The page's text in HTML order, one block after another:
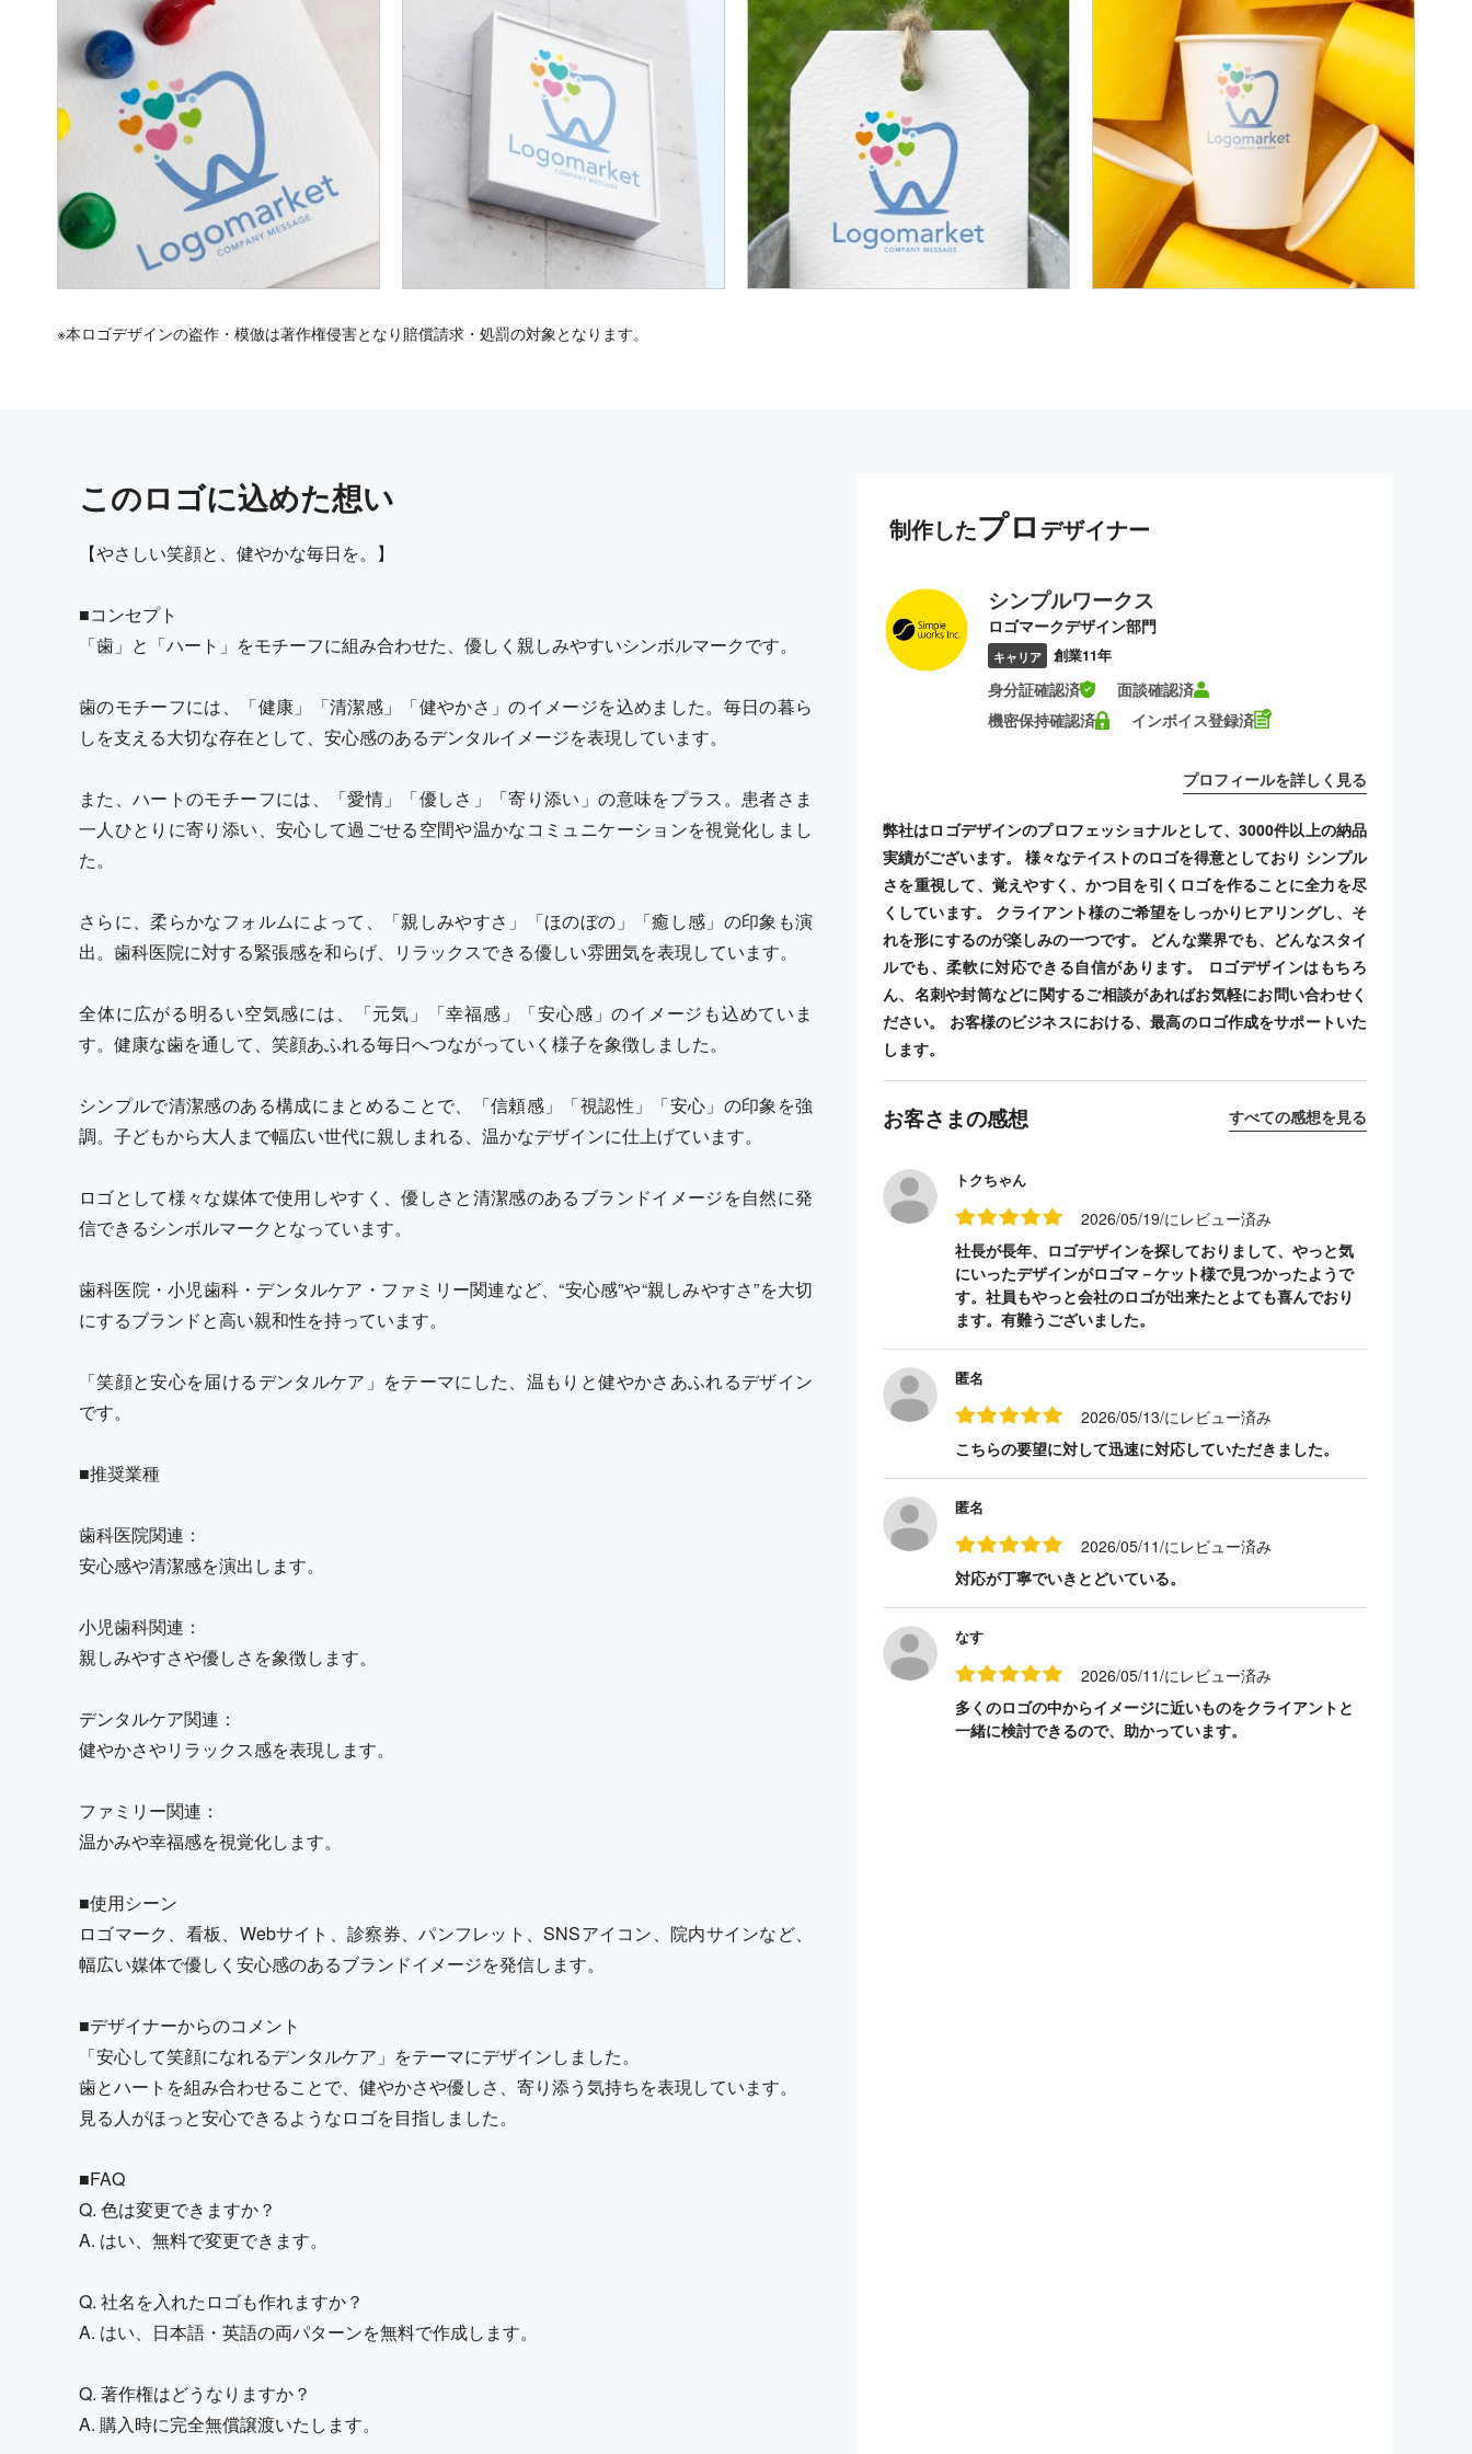
※本ロゴデザインの盗作・模倣は著作権侵害となり賠償請求・処罰の対象となります。
このロゴに込めた想い
【やさしい笑顔と、健やかな毎日を。】
■コンセプト
「歯」と「ハート」をモチーフに組み合わせた、優しく親しみやすいシンボルマークです。
歯のモチーフには、「健康」「清潔感」「健やかさ」のイメージを込めました。毎日の暮ら
しを支える大切な存在として、安心感のあるデンタルイメージを表現しています。
また、ハートのモチーフには、「愛情」「優しさ」「寄り添い」の意味をプラス。患者さま
一人ひとりに寄り添い、安心して過ごせる空間や温かなコミュニケーションを視覚化しまし
た。
さらに、柔らかなフォルムによって、「親しみやすさ」「ほのぼの」「癒し感」の印象も演
出。歯科医院に対する緊張感を和らげ、リラックスできる優しい雰囲気を表現しています。
全体に広がる明るい空気感には、「元気」「幸福感」「安心感」のイメージも込めていま
す。健康な歯を通して、笑顔あふれる毎日へつながっていく様子を象徴しました。
シンプルで清潔感のある構成にまとめることで、「信頼感」「視認性」「安心」の印象を強
調。子どもから大人まで幅広い世代に親しまれる、温かなデザインに仕上げています。
ロゴとして様々な媒体で使用しやすく、優しさと清潔感のあるブランドイメージを自然に発
信できるシンボルマークとなっています。
歯科医院・小児歯科・デンタルケア・ファミリー関連など、“安心感”や“親しみやすさ”を大切
にするブランドと高い親和性を持っています。
「笑顔と安心を届けるデンタルケア」をテーマにした、温もりと健やかさあふれるデザイン
です。
■推奨業種
歯科医院関連：
安心感や清潔感を演出します。
小児歯科関連：
親しみやすさや優しさを象徴します。
デンタルケア関連：
健やかさやリラックス感を表現します。
ファミリー関連：
温かみや幸福感を視覚化します。
■使用シーン
ロゴマーク、看板、Webサイト、診察券、パンフレット、SNSアイコン、院内サインなど、
幅広い媒体で優しく安心感のあるブランドイメージを発信します。
■デザイナーからのコメント
「安心して笑顔になれるデンタルケア」をテーマにデザインしました。
歯とハートを組み合わせることで、健やかさや優しさ、寄り添う気持ちを表現しています。
見る人がほっと安心できるようなロゴを目指しました。
■FAQ
Q. 色は変更できますか？
A. はい、無料で変更できます。
Q. 社名を入れたロゴも作れますか？
A. はい、日本語・英語の両パターンを無料で作成します。
Q. 著作権はどうなりますか？
A. 購入時に完全無償譲渡いたします。
制作したプロ デザイナー
シンプルワークス
ロゴマークデザイン部門
キャリア 創業11年
身分証確認済
面談確認済
機密保持確認済
インボイス登録済
プロフィールを詳しく見る
弊社はロゴデザインのプロフェッショナルとして、3000件以上の納品
実績がございます。 様々なテイストのロゴを得意としており シンプル
さを重視して、覚えやすく、かつ目を引くロゴを作ることに全力を尽
くしています。 クライアント様のご希望をしっかりヒアリングし、そ
れを形にするのが楽しみの一つです。 どんな業界でも、どんなスタイ
ルでも、柔軟に対応できる自信があります。 ロゴデザインはもちろ
ん、名刺や封筒などに関するご相談があればお気軽にお問い合わせく
ださい。 お客様のビジネスにおける、最高のロゴ作成をサポートいた
します。
お客さまの感想 すべての感想を見る
トクちゃん
2026/05/19/にレビュー済み
社長が長年、ロゴデザインを探しておりまして、やっと気
にいったデザインがロゴマ－ケット様で見つかったようで
す。社員もやっと会社のロゴが出来たとよても喜んでおり
ます。有難うございました。
匿名
2026/05/13/にレビュー済み
こちらの要望に対して迅速に対応していただきました。
匿名
2026/05/11/にレビュー済み
対応が丁寧でいきとどいている。
なす
2026/05/11/にレビュー済み
多くのロゴの中からイメージに近いものをクライアントと
一緒に検討できるので、助かっています。